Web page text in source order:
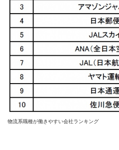
物流系職種が働きやすい会社ランキング